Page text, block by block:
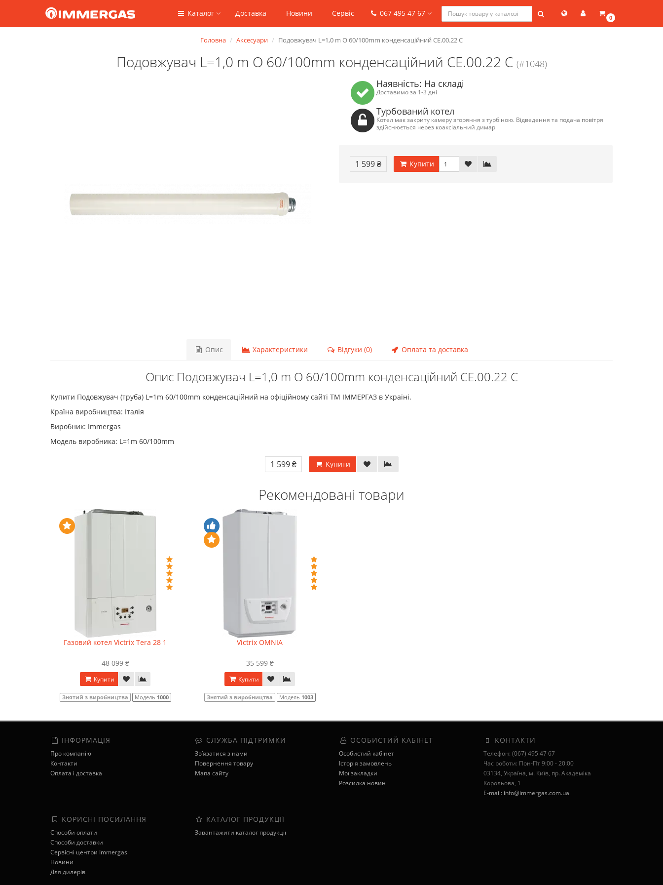
Каталог Доставка Новини Сервіс 067 495 47 67 0
Головна Аксесуари Подовжувач L=1,0 m O 60/100mm конденсаційний CE.00.22 C
Подовжувач L=1,0 m O 60/100mm конденсаційний CE.00.22 C (#1048)
Наявність: На складі
Доставимо за 1-3 дні
Турбований котел
Котел має закриту камеру згоряння з турбіною. Відведення та подача повітря
здійснюється через коаксіальний димар
1 599 ₴ Купити
Опис Характеристики Відгуки (0) Оплата та доставка
Опис Подовжувач L=1,0 m O 60/100mm конденсаційний CE.00.22 C
Купити Подовжувач (труба) L=1m 60/100mm конденсаційний на офіційному сайті ТМ ІММЕРГАЗ в Україні.
Країна виробництва: Італія
Виробник: Immergas
Модель виробника: L=1m 60/100mm
1 599 ₴ Купити
Рекомендовані товари
Газовий котел Victrix Tera 28 1
48 099 ₴
Купити
Знятий з виробництва Модель 1000
Victrix OMNIA
35 599 ₴
Купити
Знятий з виробництва Модель 1003
ІНФОРМАЦІЯ
Про компанію
Контакти
Оплата і доставка
СЛУЖБА ПІДТРИМКИ
Зв’язатися з нами
Повернення товару
Мапа сайту
ОСОБИСТИЙ КАБІНЕТ
Особистий кабінет
Історія замовлень
Мої закладки
Розсилка новин
КОНТАКТИ
Телефон: (067) 495 47 67
Час роботи: Пон-Пт 9:00 - 20:00
03134, Україна, м. Київ, пр. Академіка
Корольова, 1
E-mail: info@immergas.com.ua
КОРИСНІ ПОСИЛАННЯ
Способи оплати
Способи доставки
Сервісні центри Immergas
Новини
Для дилерів
КАТАЛОГ ПРОДУКЦІЇ
Завантажити каталог продукції